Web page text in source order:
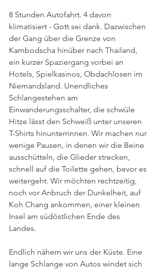
8 Stunden Autofahrt. 4 davon
klimatisiert - Gott sei dank. Dazwischen
der Gang über die Grenze von
Kambodscha hinüber nach Thailand,
ein kurzer Spaziergang vorbei an
Hotels, Spielkasinos, Obdachlosen im
Niemandsland. Unendliches
Schlangestehen am
Einwanderungsschalter, die schwüle
Hitze lässt den Schweiß unter unseren
T-Shirts hinunterrinnen. Wir machen nur
wenige Pausen, in denen wir die Beine
ausschütteln, die Glieder strecken,
schnell auf die Toilette gehen, bevor es
weitergeht. Wir möchten rechtzeitig,
noch vor Anbruch der Dunkelheit, auf
Koh Chang ankommen, einer kleinen
Insel am südöstlichen Ende des
Landes.
Endlich nähern wir uns der Küste. Eine
lange Schlange von Autos windet sich